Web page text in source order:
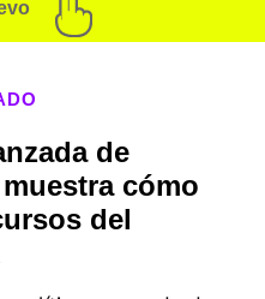
de
cómo
del